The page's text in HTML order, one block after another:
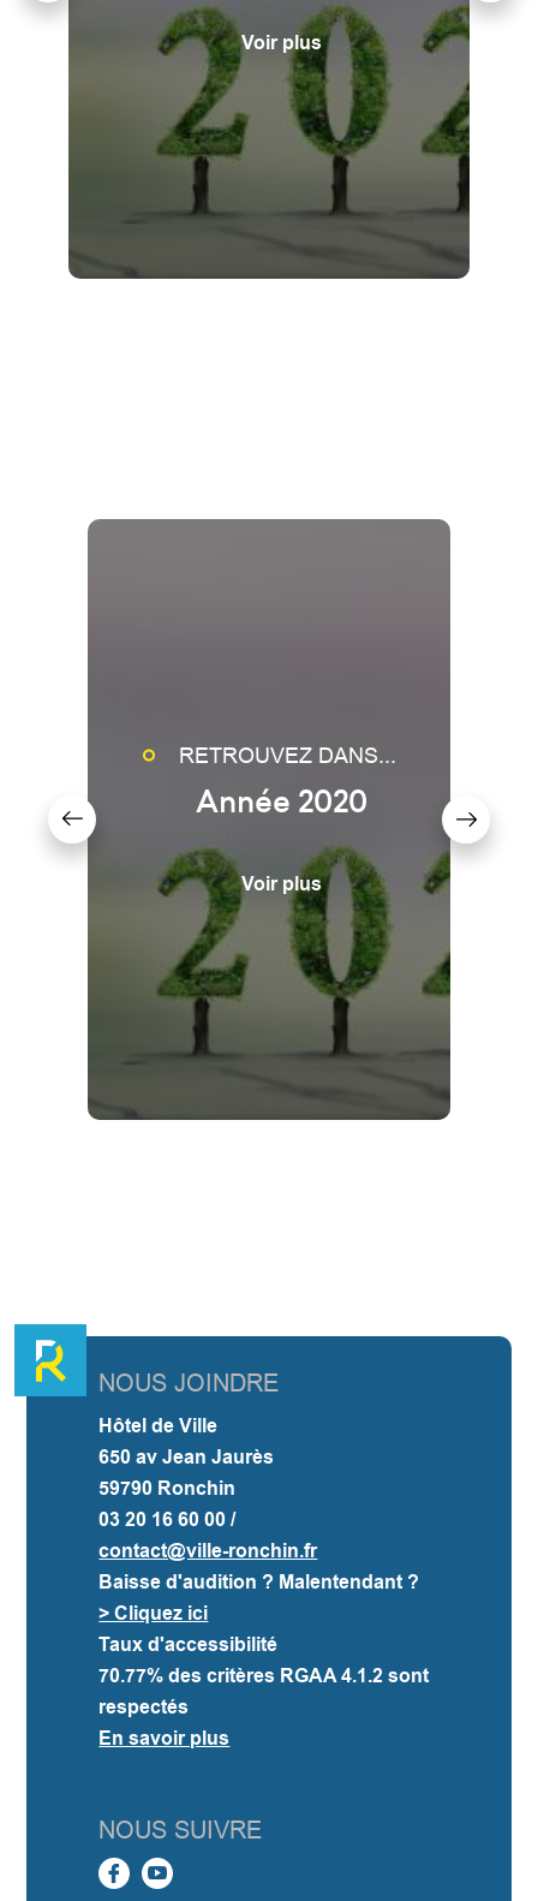
Voir plus
RETROUVEZ DANS...
Année 2020
Voir plus
NOUS JOINDRE
Hôtel de Ville
650 av Jean Jaurès
59790 Ronchin
03 20 16 60 00 /
contact@ville-ronchin.fr
Baisse d'audition ? Malentendant ?
> Cliquez ici
Taux d'accessibilité
70.77% des critères RGAA 4.1.2 sont
respectés
En savoir plus
NOUS SUIVRE